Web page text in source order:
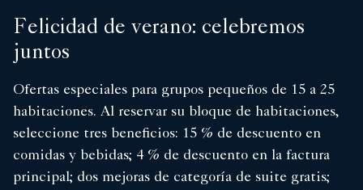
Felicidad de verano: celebremos
juntos
Ofertas especiales para grupos pequeños de 15 a 25
habitaciones. Al reservar su bloque de habitaciones,
seleccione tres beneficios: 15 % de descuento en
comidas y bebidas; 4 % de descuento en la factura
principal; dos mejoras de categoría de suite gratis;